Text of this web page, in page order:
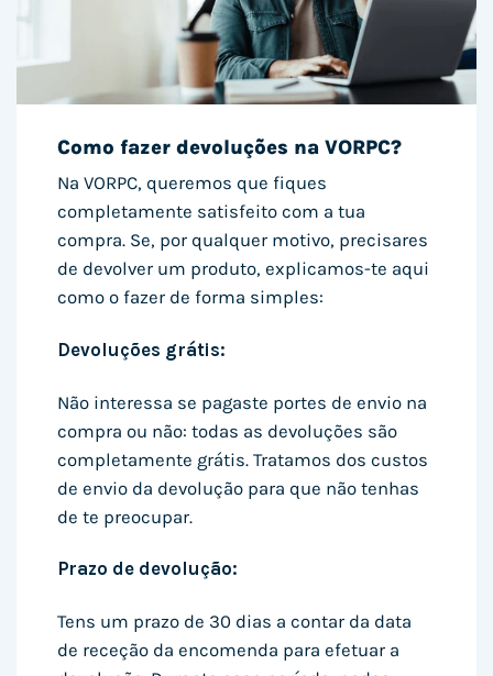
Como fazer devoluções na VORPC?
Na VORPC, queremos que fiques
completamente satisfeito com a tua
compra. Se, por qualquer motivo, precisares
de devolver um produto, explicamos-te aqui
como o fazer de forma simples:
Devoluções grátis:
Não interessa se pagaste portes de envio na
compra ou não: todas as devoluções são
completamente grátis. Tratamos dos custos
de envio da devolução para que não tenhas
de te preocupar.
Prazo de devolução:
Tens um prazo de 30 dias a contar da data
de receção da encomenda para efetuar a